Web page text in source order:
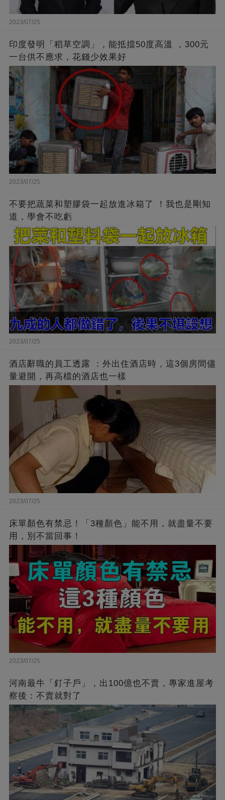
2023/07/25
印度發明「稻草空調」，能抵擋50度高溫 ，300元
一台供不應求，花錢少效果好
2023/07/25
不要把蔬菜和塑膠袋一起放進冰箱了 ！我也是剛知
道，學會不吃虧
2023/07/25
酒店辭職的員工透露 ：外出住酒店時，這3個房間儘
量避開，再高檔的酒店也一樣
2023/07/25
床單顏色有禁忌！「3種顏色」能不用，就盡量不要
用，別不當回事！
2023/07/25
河南最牛「釘子戶」，出100億也不賣，專家進屋考
察後：不賣就對了